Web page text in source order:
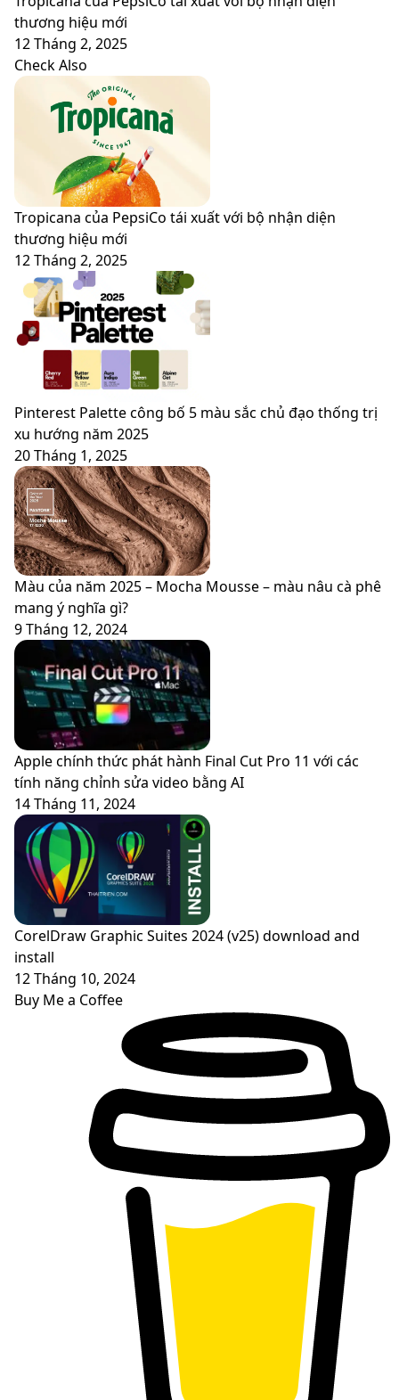
thương hiệu mới
12 Tháng 2, 2025
Check Also
Close
Tropicana của PepsiCo tái xuất với bộ nhận diện
thương hiệu mới
12 Tháng 2, 2025
Pinterest Palette công bố 5 màu sắc chủ đạo thống trị
xu hướng năm 2025
20 Tháng 1, 2025
Màu của năm 2025 – Mocha Mousse – màu nâu cà phê
mang ý nghĩa gì?
9 Tháng 12, 2024
Apple chính thức phát hành Final Cut Pro 11 với các
tính năng chỉnh sửa video bằng AI
14 Tháng 11, 2024
CorelDraw Graphic Suites 2024 (v25) download and
install
12 Tháng 10, 2024
Buy Me a Coffee